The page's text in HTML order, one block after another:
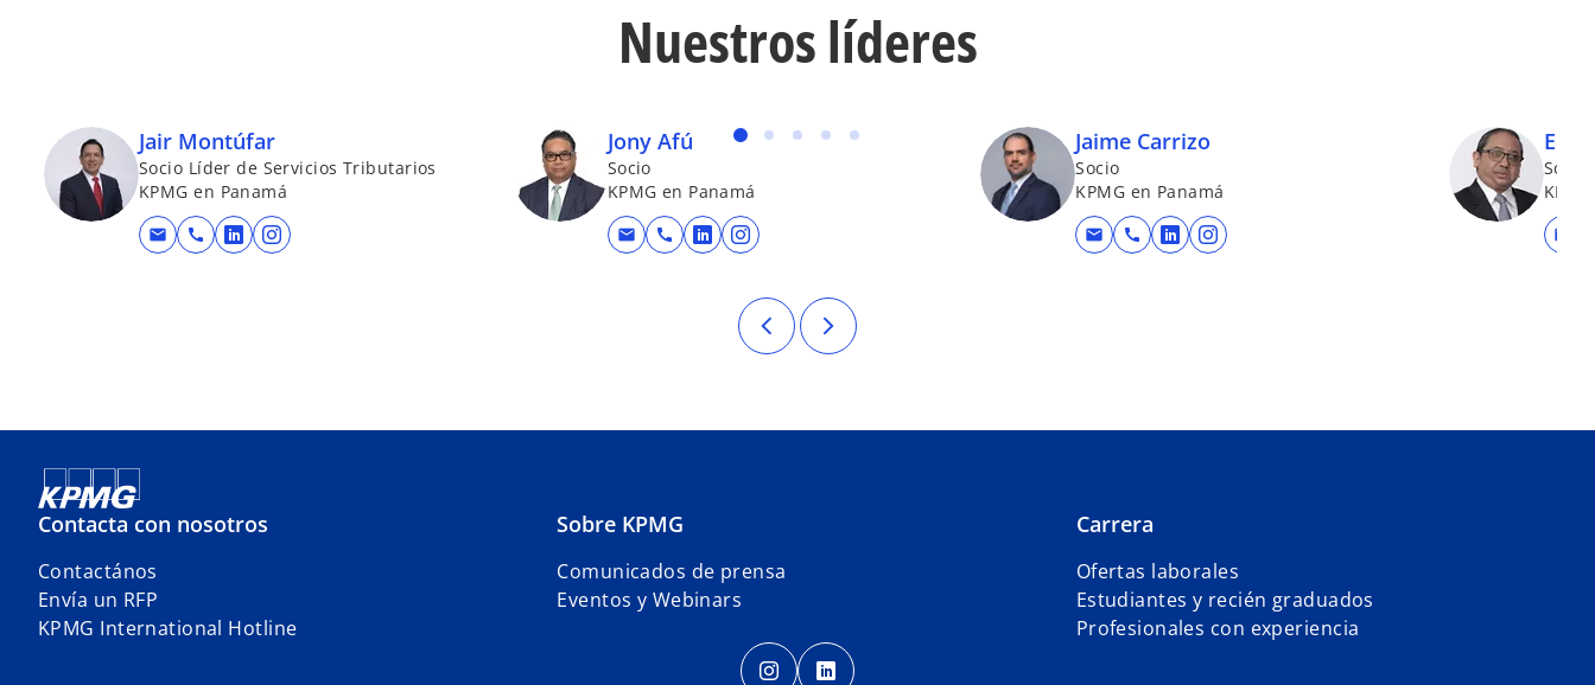
a
Nuestros líderes
Jair Montúfar
Socio Líder de Servicios Tributarios
KPMG en Panamá
mail call se abre en una pestaña nueva
se abre en una pestaña nueva
Jony Afú
Socio
KPMG en Panamá
mail call se abre en una pestaña nueva
se abre en una pestaña nueva
Jaime Carrizo
Socio
KPMG en Panamá
mail call se abre en una pestaña nueva
se abre en una pestaña nueva
Socio
mail
Contacta con nosotros
Contactános
Envía un RFP
KPMG International Hotline
Sobre KPMG
Comunicados de prensa
Eventos y Webinars
Carrera
Ofertas laborales
Estudiantes y recién graduados
Profesionales con experiencia
s